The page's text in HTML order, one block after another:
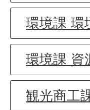
環境課 環
環境課 資
観光商工